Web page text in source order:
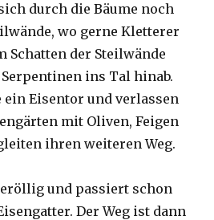
durch die Bäume noch
wo gerne Kletterer
Schatten der Steilwände
ins Tal hinab.
ein Eisentor und verlassen
mit Oliven, Feigen
ihren weiteren Weg.
und passiert schon
Der Weg ist dann